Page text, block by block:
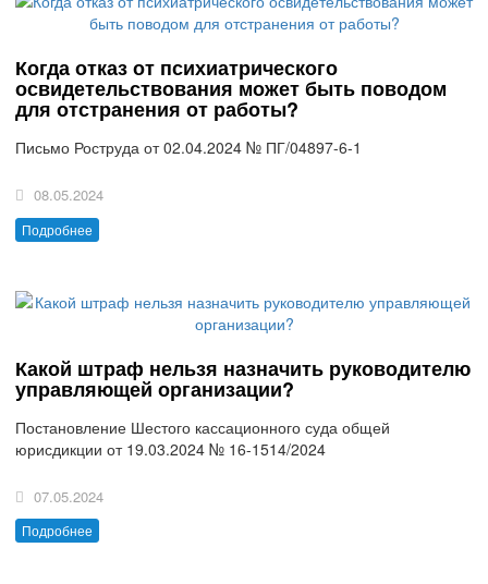
Когда отказ от психиатрического
освидетельствования может быть поводом
для отстранения от работы?
Письмо Роструда от 02.04.2024 № ПГ/04897-6-1
08.05.2024
Подробнее
Какой штраф нельзя назначить руководителю
управляющей организации?
Постановление Шестого кассационного суда общей
юрисдикции от 19.03.2024 № 16-1514/2024
07.05.2024
Подробнее